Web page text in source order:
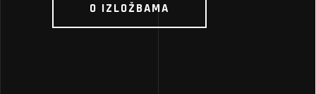
O IZLOŽBAMA